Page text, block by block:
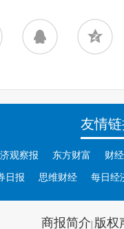
友情
观察报 东方财富 财
日报 思维财经 每日经
商报简介| 版权